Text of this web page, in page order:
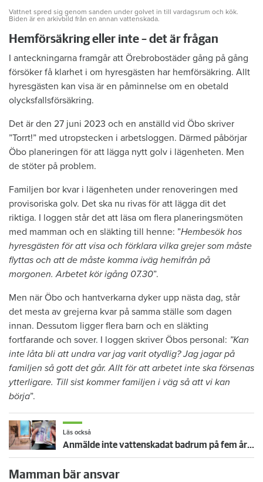
Vattnet spred sig genom sanden under golvet in till vardagsrum och kök.
Biden är en arkivbild från en annan vattenskada.
Hemförsäkring eller inte – det är frågan
I anteckningarna framgår att Örebrobostäder gång på gång
försöker få klarhet i om hyresgästen har hemförsäkring. Allt
hyresgästen kan visa är en påminnelse om en obetald
olycksfallsförsäkring.
Det är den 27 juni 2023 och en anställd vid Öbo skriver
”Torrt!” med utropstecken i arbetsloggen. Därmed påbörjar
Öbo planeringen för att lägga nytt golv i lägenheten. Men
de stöter på problem.
Familjen bor kvar i lägenheten under renoveringen med
provisoriska golv. Det ska nu rivas för att lägga dit det
riktiga. I loggen står det att läsa om flera planeringsmöten
med mamman och en släkting till henne: ”Hembesök hos
hyresgästen för att visa och förklara vilka grejer som måste
flyttas och att de måste komma iväg hemifrån på
morgonen. Arbetet kör igång 07.30”.
Men när Öbo och hantverkarna dyker upp nästa dag, står
det mesta av grejerna kvar på samma ställe som dagen
innan. Dessutom ligger flera barn och en släkting
fortfarande och sover. I loggen skriver Öbos personal: ”Kan
inte låta bli att undra var jag varit otydlig? Jag jagar på
familjen så gott det går. Allt för att arbetet inte ska försenas
ytterligare. Till sist kommer familjen i väg så att vi kan
börja”.
Läs också
Anmälde inte vattenskadat badrum på fem år – krävs på 125 000 kronor
Mamman bär ansvar